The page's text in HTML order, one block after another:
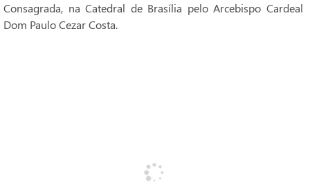
Consagrada, na Catedral de Brasília pelo Arcebispo Cardeal
Dom Paulo Cezar Costa.